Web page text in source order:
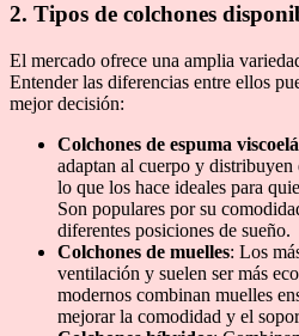
2. Tipos de colchones
El mercado ofrece una amplia
Entender las diferencias entre ellos
mejor decisión:
Colchones de espuma
adaptan al cuerpo y
lo que los hace ideales para
Son populares por su
diferentes posiciones de sueño.
Colchones de muelles: Los
ventilación y suelen ser más
modernos combinan muelles
mejorar la comodidad y el